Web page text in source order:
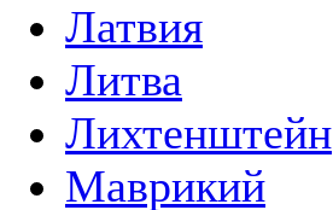
Латвия
Литва
Лихтенштейн
Маврикий